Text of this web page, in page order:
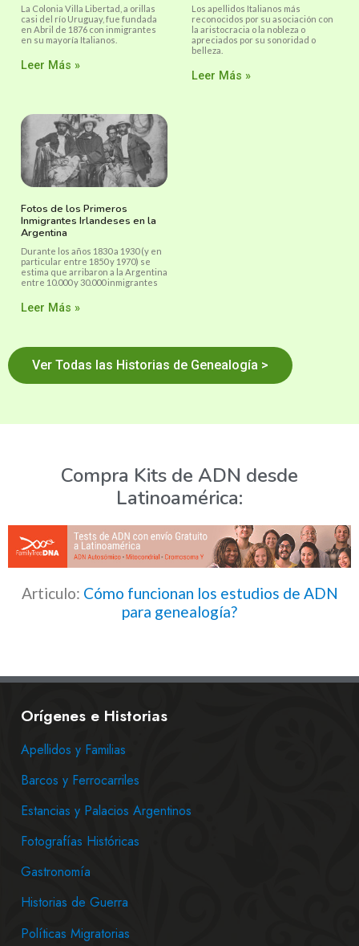
La Colonia Villa Libertad, a orillas
casi del río Uruguay, fue fundada
en Abril de 1876 con inmigrantes
en su mayoría Italianos.
Leer Más »
Los apellidos Italianos más
reconocidos por su asociación con
la aristocracia o la nobleza o
apreciados por su sonoridad o
belleza.
Leer Más »
Fotos de los Primeros
Inmigrantes Irlandeses en la
Argentina
Durante los años 1830 a 1930 (y en
particular entre 1850 y 1970) se
estima que arribaron a la Argentina
entre 10.000 y 30.000 inmigrantes
Leer Más »
Ver Todas las Historias de Genealogía >
Compra Kits de ADN desde
Latinoamérica:
Articulo: Cómo funcionan los estudios de ADN
para genealogía?
Orígenes e Historias
Apellidos y Familias
Barcos y Ferrocarriles
Estancias y Palacios Argentinos
Fotografías Históricas
Gastronomía
Historias de Guerra
Políticas Migratorias